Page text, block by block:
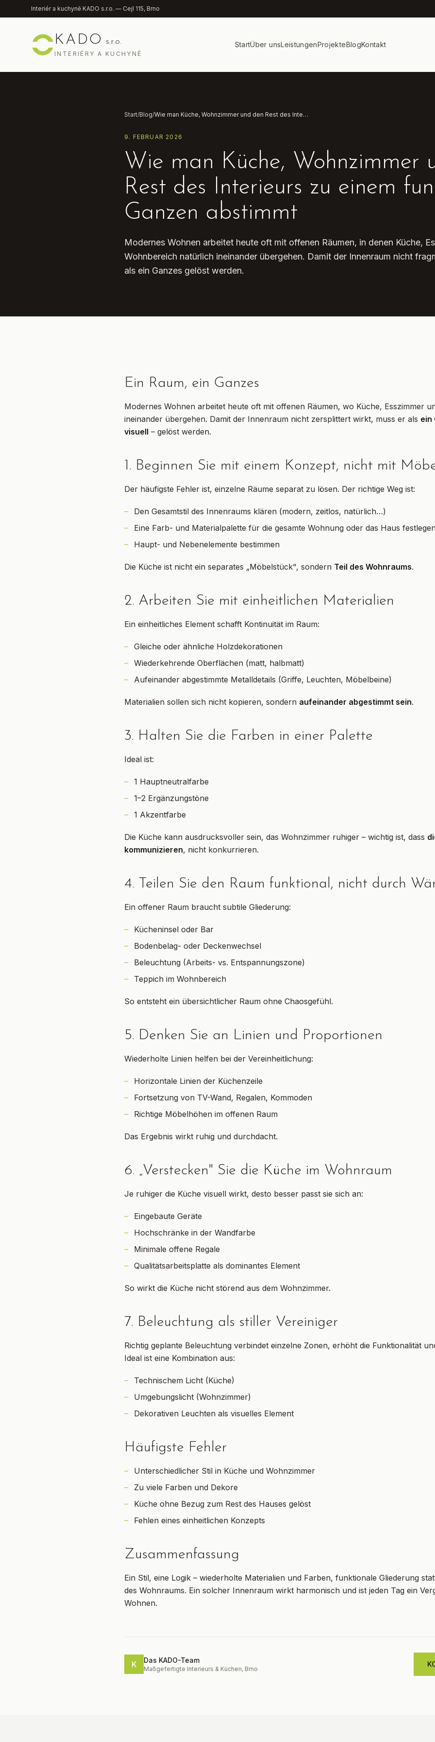
Přeskočit na obsah
Interiér a kuchyně KADO s.r.o. — Cejl 115, Brno
KADO s.r.o.
INTERIÉRY A KUCHYNĚ
StartÜber unsLeistungenProjekteBlogKontakt
Start/Blog/ Wie man Küche, Wohnzimmer und den Rest des Interieurs zu einem funktionellen Ganzen abstimmt
9. FEBRUAR 2026
Wie man Küche, Wohnzimmer
Rest des Interieurs zu einem
Ganzen abstimmt
Modernes Wohnen arbeitet heute oft mit offenen Räumen, in denen Küche,
Wohnbereich natürlich ineinander übergehen. Damit der Innenraum nicht
als ein Ganzes gelöst werden.
Ein Raum, ein Ganzes
Modernes Wohnen arbeitet heute oft mit offenen Räumen, wo Küche, Esszimmer
ineinander übergehen. Damit der Innenraum nicht zersplittert wirkt, muss er als ein
visuell – gelöst werden.
1. Beginnen Sie mit einem Konzept, nicht mit
Der häufigste Fehler ist, einzelne Räume separat zu lösen. Der richtige Weg ist:
Den Gesamtstil des Innenraums klären (modern, zeitlos, natürlich…)
Eine Farb- und Materialpalette für die gesamte Wohnung oder das Haus
Haupt- und Nebenelemente bestimmen
Die Küche ist nicht ein separates „Möbelstück", sondern Teil des Wohnraums.
2. Arbeiten Sie mit einheitlichen Materialien
Ein einheitliches Element schafft Kontinuität im Raum:
Gleiche oder ähnliche Holzdekorationen
Wiederkehrende Oberflächen (matt, halbmatt)
Aufeinander abgestimmte Metalldetails (Griffe, Leuchten, Möbelbeine)
Materialien sollen sich nicht kopieren, sondern aufeinander abgestimmt sein.
3. Halten Sie die Farben in einer Palette
Ideal ist:
1 Hauptneutralfarbe
1–2 Ergänzungstöne
1 Akzentfarbe
Die Küche kann ausdrucksvoller sein, das Wohnzimmer ruhiger – wichtig ist, dass
kommunizieren, nicht konkurrieren.
4. Teilen Sie den Raum funktional, nicht durch
Ein offener Raum braucht subtile Gliederung:
Kücheninsel oder Bar
Bodenbelag- oder Deckenwechsel
Beleuchtung (Arbeits- vs. Entspannungszone)
Teppich im Wohnbereich
So entsteht ein übersichtlicher Raum ohne Chaosgefühl.
5. Denken Sie an Linien und Proportionen
Wiederholte Linien helfen bei der Vereinheitlichung:
Horizontale Linien der Küchenzeile
Fortsetzung von TV-Wand, Regalen, Kommoden
Richtige Möbelhöhen im offenen Raum
Das Ergebnis wirkt ruhig und durchdacht.
6. „Verstecken" Sie die Küche im Wohnraum
Je ruhiger die Küche visuell wirkt, desto besser passt sie sich an:
Eingebaute Geräte
Hochschränke in der Wandfarbe
Minimale offene Regale
Qualitätsarbeitsplatte als dominantes Element
So wirkt die Küche nicht störend aus dem Wohnzimmer.
7. Beleuchtung als stiller Vereiniger
Richtig geplante Beleuchtung verbindet einzelne Zonen, erhöht die Funktionalität
Ideal ist eine Kombination aus:
Technischem Licht (Küche)
Umgebungslicht (Wohnzimmer)
Dekorativen Leuchten als visuelles Element
Häufigste Fehler
Unterschiedlicher Stil in Küche und Wohnzimmer
Zu viele Farben und Dekore
Küche ohne Bezug zum Rest des Hauses gelöst
Fehlen eines einheitlichen Konzepts
Zusammenfassung
Ein Stil, eine Logik – wiederholte Materialien und Farben, funktionale Gliederung
des Wohnraums. Ein solcher Innenraum wirkt harmonisch und ist jeden Tag ein
Wohnen.
K Das KADO-Team
Maßgefertigte Interieurs & Küchen, Brno